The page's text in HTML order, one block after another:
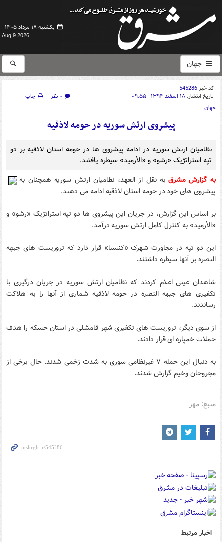
یکشنبه ۱۸ مرداد ۱۴۰۵ -
Aug 9 2026
جهان
کد خبر545286
تاریخ انتشار: ۱۸ اسفند ۱۳۹۴ - ۰۹:۵۵ ۰ نظر
چاپ
جهان
پیشروی ارتش سوریه در حومه لاذقیه
نظامیان ارتش سوریه در ادامه پیشروی ها در حومه استان لاذقیه بر دو
تپه استراتژیک «رشو» و «الأرمید» سیطره یافتند.
به گزارش مشرق به نقل از العهد، نظامیان ارتش سوریه همچنان به
پیشروی های خود در حومه استان لاذقیه ادامه می دهند.
بر اساس این گزارش، در جریان این پیشروی ها دو تپه استراتژیک «رشو» و
«الأرمید» به کنترل کامل ارتش سوریه درآمد.
این دو تپه در مجاورت شهرک «کنسبا» قرار دارد که تروریست های جبهه
النصره بر آنها سیطره داشتند.
شاهدان عینی اعلام کردند که نظامیان ارتش سوریه در جریان درگیری با
تکفیری های جبهه النصره در حومه لاذقیه شماری از آنها را به هلاکت
رساندند.
از سوی دیگر، تروریست های تکفیری شهر قامشلی در استان حسکه را هدف
حملات خمپاره ای قرار دادند.
به دنبال این حمله ۷ غیرنظامی سوری به شدت زخمی شدند. حال برخی از
مجروحان وخیم گزارش شدند.
منبع: مهر
اخبار مرتبط